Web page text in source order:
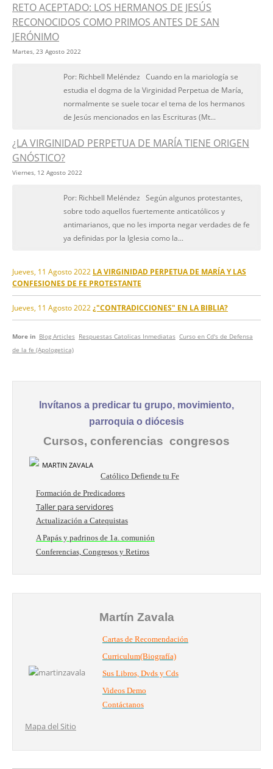
RETO ACEPTADO: LOS HERMANOS DE JESÚS
RECONOCIDOS COMO PRIMOS ANTES DE SAN
JERÓNIMO
Martes, 23 Agosto 2022
Por: Richbell Meléndez Cuando en la mariología se
estudia el dogma de la Virginidad Perpetua de María,
normalmente se suele tocar el tema de los hermanos
de Jesús mencionados en las Escrituras (Mt...
¿LA VIRGINIDAD PERPETUA DE MARÍA TIENE ORIGEN
GNÓSTICO?
Viernes, 12 Agosto 2022
Por: Richbell Meléndez Según algunos protestantes,
sobre todo aquellos fuertemente anticatólicos y
antimarianos, que no les importa negar verdades de fe
ya definidas por la Iglesia como la...
Jueves, 11 Agosto 2022 LA VIRGINIDAD PERPETUA DE MARÍA Y LAS
CONFESIONES DE FE PROTESTANTE
Jueves, 11 Agosto 2022 ¿"CONTRADICCIONES" EN LA BIBLIA?
More in Blog Articles Respuestas Catolicas Inmediatas Curso en Cd's de Defensa
de la fe (Apologetica)
Invítanos a predicar tu grupo, movimiento,
parroquia o diócesis
Cursos, conferencias congresos
Católico Defiende tu Fe
Formación de Predicadores
Taller para servidores
Actualización a Catequistas
A Papás y padrinos de 1a. comunión
Conferencias, Congresos y Retiros
Martín Zavala
Cartas de Recomendación
Curriculum(Biografía)
Sus Libros, Dvds y Cds
Videos Demo
Contáctanos
Mapa del Sitio